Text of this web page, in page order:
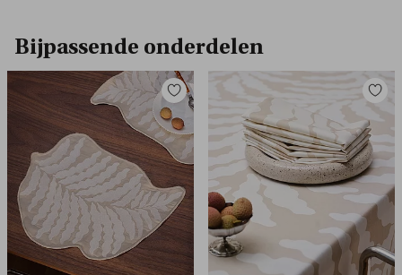
Bijpassende onderdelen
Toevoegen
aan
favorieten